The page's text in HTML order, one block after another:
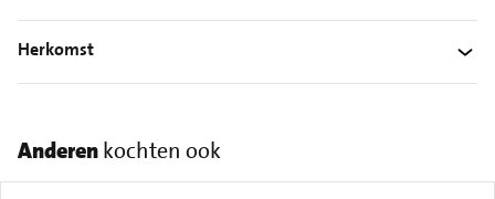
Herkomst
Anderenkochten ook